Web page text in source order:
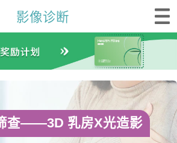
影像诊断
查——3D 乳房X光造影